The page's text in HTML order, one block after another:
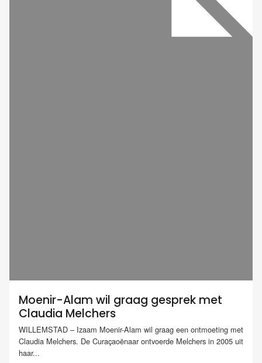
Moenir-Alam wil graag gesprek met
Claudia Melchers
WILLEMSTAD – Izaam Moenir-Alam wil graag een ontmoeting met
Claudia Melchers. De Curaçaoënaar ontvoerde Melchers in 2005 uit
haar...